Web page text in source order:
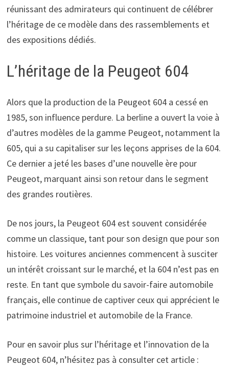
réunissant des admirateurs qui continuent de célébrer
l’héritage de ce modèle dans des rassemblements et
des expositions dédiés.
L’héritage de la Peugeot 604
Alors que la production de la Peugeot 604 a cessé en
1985, son influence perdure. La berline a ouvert la voie à
d’autres modèles de la gamme Peugeot, notamment la
605, qui a su capitaliser sur les leçons apprises de la 604.
Ce dernier a jeté les bases d’une nouvelle ère pour
Peugeot, marquant ainsi son retour dans le segment
des grandes routières.
De nos jours, la Peugeot 604 est souvent considérée
comme un classique, tant pour son design que pour son
histoire. Les voitures anciennes commencent à susciter
un intérêt croissant sur le marché, et la 604 n’est pas en
reste. En tant que symbole du savoir-faire automobile
français, elle continue de captiver ceux qui apprécient le
patrimoine industriel et automobile de la France.
Pour en savoir plus sur l’héritage et l’innovation de la
Peugeot 604, n’hésitez pas à consulter cet article :